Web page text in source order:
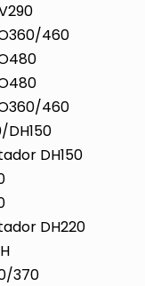
460
460
DH150
DH150
DH220
370